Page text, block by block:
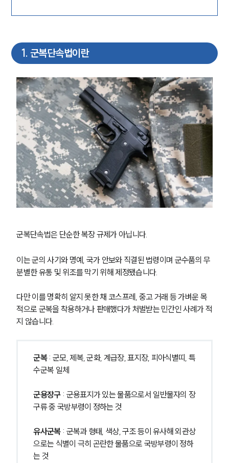
1. 군복단속법이란
군복단속법은 단순한 복장 규제가 아닙니다.
이는 군의 사기와 명예, 국가 안보와 직결된 법령이며 군수품의 무
분별한 유통 및 위조를 막기 위해 제정됐습니다.
다만 이를 명확히 알지 못한 채 코스프레, 중고 거래 등 가벼운 목
적으로 군복을 착용하거나 판매했다가 처벌받는 민간인 사례가 적
지 않습니다.
군복 : 군모, 제복, 군화, 계급장, 표지장, 피아식별띠, 특
수군복 일체
군용장구 : 군용표지가 있는 물품으로서 일반물자의 장
구류 중 국방부령이 정하는 것
유사군복 : 군복과 형태, 색상, 구조 등이 유사해 외관상
으로는 식별이 극히 곤란한 물품으로 국방부령이 정하
는 것